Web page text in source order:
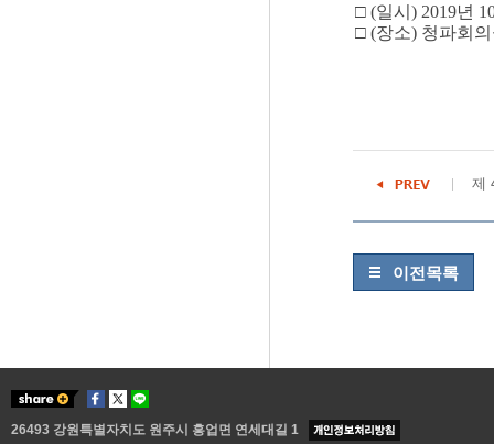
□ (일시) 2019년
□ (장소) 청파회
제
이전목록
26493 강원특별자치도 원주시 흥업면 연세대길 1